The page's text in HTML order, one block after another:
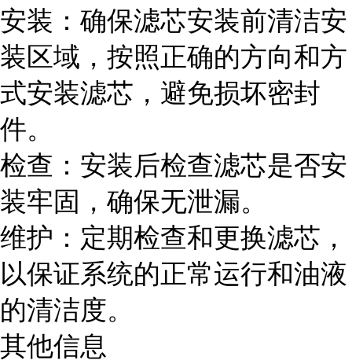
安装：确保滤芯安装前清洁安
装区域，按照正确的方向和方
式安装滤芯，避免损坏密封
件。
检查：安装后检查滤芯是否安
装牢固，确保无泄漏。
维护：定期检查和更换滤芯，
以保证系统的正常运行和油液
的清洁度。
其他信息